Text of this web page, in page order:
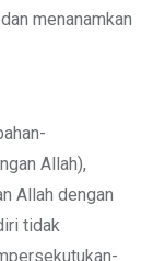
menanamkan
Allah),
Allah dengan
tidak